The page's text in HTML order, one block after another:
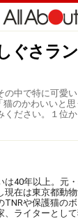
ぐさラ
の中で特に可愛
のかわいいと
ください。１位
は40年以上。元
現在は東京都動
TNRや保護猫の
、ライターとし